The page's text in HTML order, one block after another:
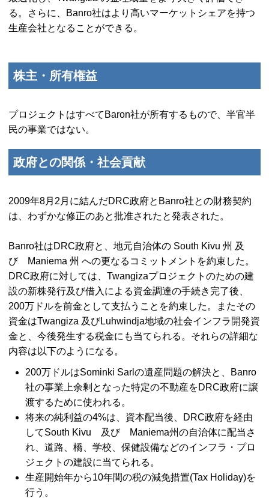
る。さらに、Banro社はより高いマーケットシェアを持つ
生産会社となることができる。
株主・所有権益
プロジェクトはすべてBaron社が所有するもので、半官半
民の事業ではない。
政府との関係・社会貢献
2009年8月2月に結んだDRC政府とBanro社との財務契約
は、わずかな修正のあと批准されたと発表された。
Banro社はDRC政府と、地元自治体の South Kivu 州 及
び
Maniema 州 への更なるコミットメントを約束した。
DRC政府に対しては、 Twangizaプロジェクトのための建
設の新株発行及び借入による資金調達の手続き完了後、
200万ドルを前金として支払うことを約束した。またその
資金はTwangiza 及びLuhwindja地域の社会インフラ開発資
金と、今後発生する税金にも当てられる。それらの詳細な
内容は以下のようになる。
200万ドルはSominki Sarlの遺産問題の解決と、Banro
社の事業上余剰となった特定の不動産をDRC政府に譲
渡するために使われる。
将来の純利益の4%は、資本配当後、
DRC政府を経由
してSouth Kivu 及び Maniema州の自治体に配当さ
れ、道路、橋、学校、保健設備などのインフラ・プロ
ジェクトの建設に当てられる。
生産開始年から10年間の税の減免措置(Tax Holiday)を
行う。